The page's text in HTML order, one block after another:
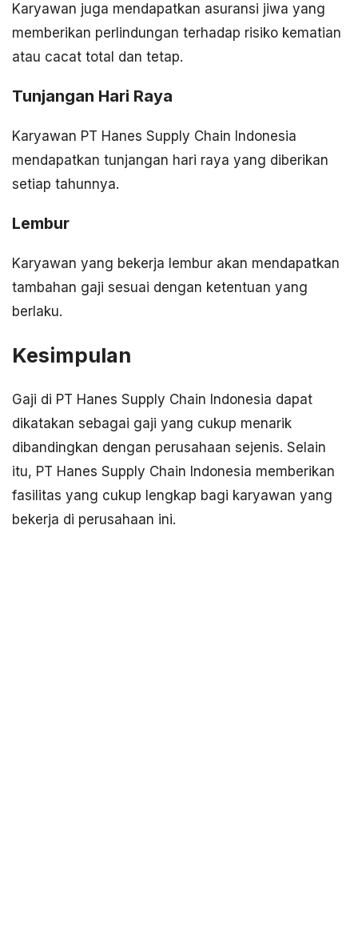
Karyawan juga mendapatkan asuransi jiwa yang
memberikan perlindungan terhadap risiko kematian
atau cacat total dan tetap.
Tunjangan Hari Raya
Karyawan PT Hanes Supply Chain Indonesia
mendapatkan tunjangan hari raya yang diberikan
setiap tahunnya.
Lembur
Karyawan yang bekerja lembur akan mendapatkan
tambahan gaji sesuai dengan ketentuan yang
berlaku.
Kesimpulan
Gaji di PT Hanes Supply Chain Indonesia dapat
dikatakan sebagai gaji yang cukup menarik
dibandingkan dengan perusahaan sejenis. Selain
itu, PT Hanes Supply Chain Indonesia memberikan
fasilitas yang cukup lengkap bagi karyawan yang
bekerja di perusahaan ini.